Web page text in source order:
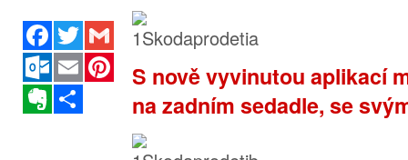
Facebook
Twitter
Gmail
Outlook.com
Email
Evernote
S nově vyvinutou aplikací
na zadním sedadle, se